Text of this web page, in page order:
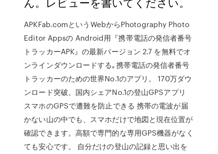
APKFab.comというWebからPhotography Photo
Editor Appsの Android用『携帯電話の発信者番号
トラッカーAPK』の最新バージョン 2.7 を無料でオ
ンラインダウンロードする｡携帯電話の発信者番号
トラッカーのための世界No.1のアプリ。 170万ダウ
ンロード突破。国内シェアNo.1の登山GPSアプリ
スマホのGPSで遭難を防止できる 携帯の電波が届
かない山の中でも、スマホだけで地図と現在位置が
確認できます。高額で専門的な専用GPS機器がなく
ても安心です。 自分だけの登山の記録と思い出を